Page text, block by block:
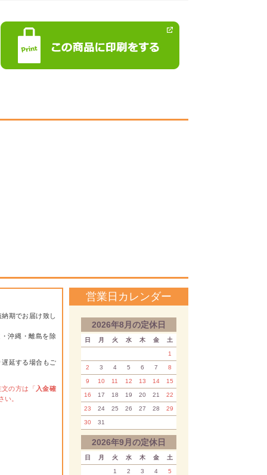
期でお届け致し
沖縄・離島を除
延する場合もご
の方は「 入金確
い。
営業日カレンダー
2026年8月の定休日
日 月 火 水 木 金 土
1
2 3 4 5 6 7 8
9 10 11 12 13 14 15
16 17 18 19 20 21 22
23 24 25 26 27 28 29
30 31
2026年9月の定休日
日 月 火 水 木 金 土
1 2 3 4 5